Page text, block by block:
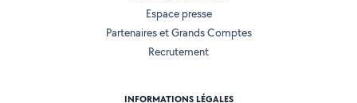
Espace presse
Partenaires et Grands Comptes
Recrutement
INFORMATIONS LÉGALES